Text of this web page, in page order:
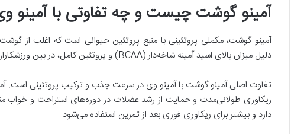
آمینو گوشت چیست و چه تفاوتی با آمینو
آمینو گوشت، مکملی پروتئینی با منبع پروتئین حیوانی است که اغلب از
دلیل میزان بالای اسید آمینه شاخه‌دار (BCAA) و پروتئین کامل، در بین ورزشکاران قدرتی و بدنسازان حرفه‌ای محبوب است.
تفاوت اصلی آمینو گوشت با آمینو وی در سرعت جذب و ترکیب پروتئینی است.
ریکاوری طولانی‌مدت و حمایت از رشد عضلات در دوره‌های استراحت و خواب
دارد و بیشتر برای ریکاوری فوری بعد از تمرین استفاده می‌شود.